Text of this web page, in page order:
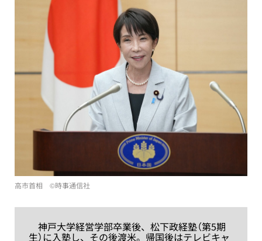
高市首相 ©時事通信社
神戸大学経営学部卒業後、松下政経塾（第5期
生）に入塾し、その後渡米。帰国後はテレビキャ